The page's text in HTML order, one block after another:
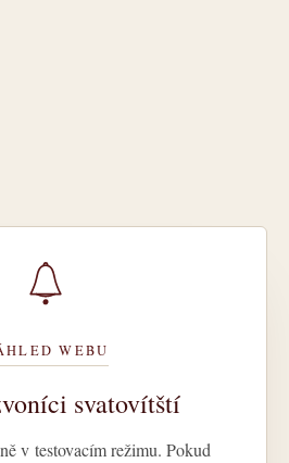
WEBU
svatovítští
v testovacím režimu. Pokud